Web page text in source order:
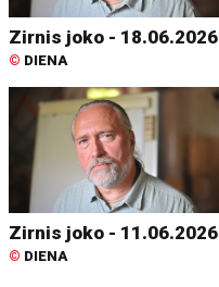
Zirnis joko - 18.06.2026
© DIENA
Zirnis joko - 11.06.2026
© DIENA